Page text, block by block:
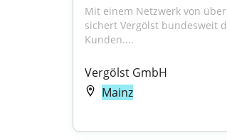
Mit einem Netzwerk von
sichert Vergölst bundesweit
Kunden....
Vergölst GmbH
Mainz